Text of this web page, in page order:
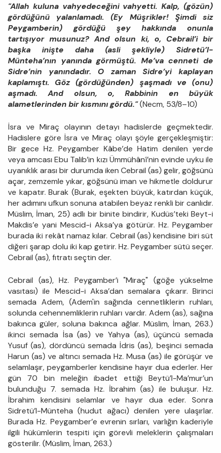
"Allah kuluna vahyedeceğini vahyetti. Kalp, (gözün)
gördüğünü yalanlamadı. (Ey Müşrikler! Şimdi siz
Peygamberin) gördüğü şey hakkında onunla
tartışıyor musunuz? And olsun ki, o, Cebrail’i bir
başka inişte daha (asli şekliyle) Sidretü’l-
Münteha’nın yanında görmüştü. Me’va cenneti de
Sidre’nin yanındadır. O zaman Sidre’yi kaplayan
kaplamıştı. Göz (gördüğünden) şaşmadı ve (onu)
aşmadı. And olsun, o, Rabbinin en büyük
alametlerinden bir kısmını gördü."(Necm, 53/8–10)
İsra ve Miraç olayının detayı hadislerde geçmektedir.
Hadislere göre İsra ve Miraç olayı şöyle gerçekleşmiştir:
Bir gece Hz. Peygamber Kâbe’de Hatim denilen yerde
veya amcası Ebu Talib’in kızı Ümmühânî’nin evinde uyku ile
uyanıklık arası bir durumda iken Cebrail (as) gelir, göğsünü
açar, zemzemle yıkar, göğsünü iman ve hikmetle doldurur
ve kapatır. Burak (Burak, eşekten büyük, katırdan küçük,
her adımını ufkun sonuna atabilen beyaz renkli bir canlıdır.
Müslim, İman, 25) adlı bir binite bindirir, Kudüs’teki Beyt-i
Makdis’e yani Mescid-i Aksa’ya götürür. Hz. Peygamber
burada iki rekât namaz kılar. Cebrail (as) kendisine biri süt
diğeri şarap dolu iki kap getirir. Hz. Peygamber sütü seçer.
Cebrail (as), fıtratı seçtin der.
Cebrail (as), Hz. Peygamber’i "Miraç" (göğe yükselme
vasıtası) ile Mescid-i Aksa’dan semalara çıkarır. Birinci
semada Adem, (Adem'in sağında cennetliklerin ruhları,
solunda cehennemliklerin ruhları vardır. Adem (as), sağına
bakınca güler, soluna bakınca ağlar. Müslim, İman, 263.)
ikinci semada İsa (as) ve Yahya (as), üçüncü semada
Yusuf (as), dördüncü semada İdris (as), beşinci semada
Harun (as) ve altıncı semada Hz. Musa (as) ile görüşür ve
selamlaşır, peygamberler kendisine hayır dua ederler. Her
gün 70 bin meleğin ibadet ettiği Beytü’l-Ma’mur’un
bulunduğu 7. semada Hz. İbrahim (as) ile buluşur. Hz.
İbrahim kendisini selamlar ve hayır dua eder. Sonra
Sidretü’l-Münteha (hudut ağacı) denilen yere ulaşırlar.
Burada Hz. Peygamber’e evrenin sırları, varlığın kaderiyle
ilgili hükümlerin tespiti için görevli meleklerin çalışmaları
gösterilir. (Müslim, İman, 263.)